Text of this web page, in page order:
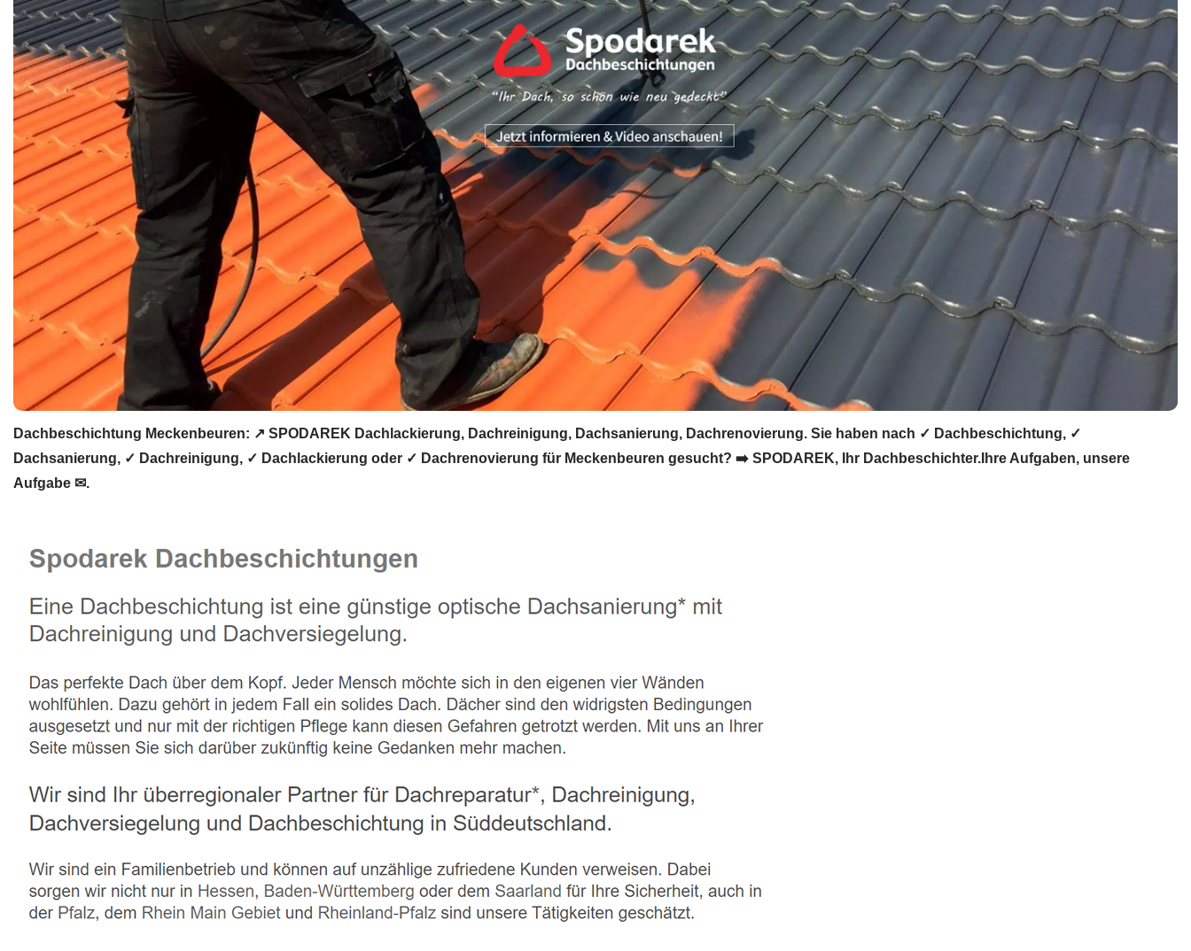
Dachbeschichtung Meckenbeuren: ↗️ SPODAREK Dachlackierung, Dachreinigung, Dachsanierung, Dachrenovierung. Sie haben nach ✓ Dachbeschichtung, ✓
Dachsanierung, ✓ Dachreinigung, ✓ Dachlackierung oder ✓ Dachrenovierung für Meckenbeuren gesucht? ➡️ SPODAREK, Ihr Dachbeschichter.Ihre Aufgaben, unsere
Aufgabe ✉.